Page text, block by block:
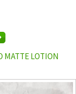
MATTE LOTION